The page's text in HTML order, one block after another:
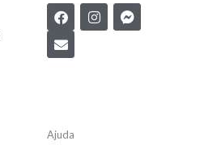
F
a
c
e
I
n
F
a
E
n
v
e
Ajuda